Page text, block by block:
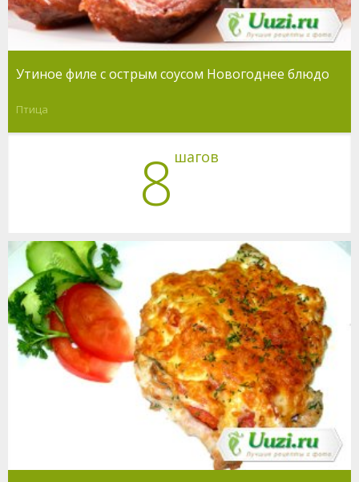
Утиное филе с острым соусом Новогоднее блюдо
Птица
8 шагов